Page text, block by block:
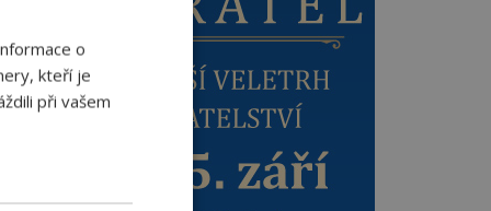
o
kteří je
při vašem